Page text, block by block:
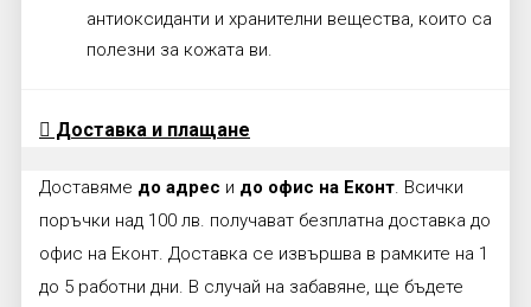
антиоксиданти и хранителни вещества, които са
полезни за кожата ви.
Доставка и плащане
Доставяме до адрес и до офис на Еконт. Всички
поръчки над 100 лв. получават безплатна доставка до
офис на Еконт. Доставка се извършва в рамките на 1
до 5 работни дни. В случай на забавяне, ще бъдете